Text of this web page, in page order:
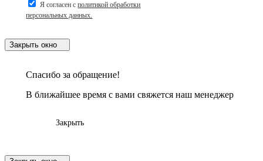
Я согласен сполитикой обработки
персональных данных.
Закрыть окно
Спасибо за обращение!
В ближайшее время с вами свяжется наш менеджер
Закрыть